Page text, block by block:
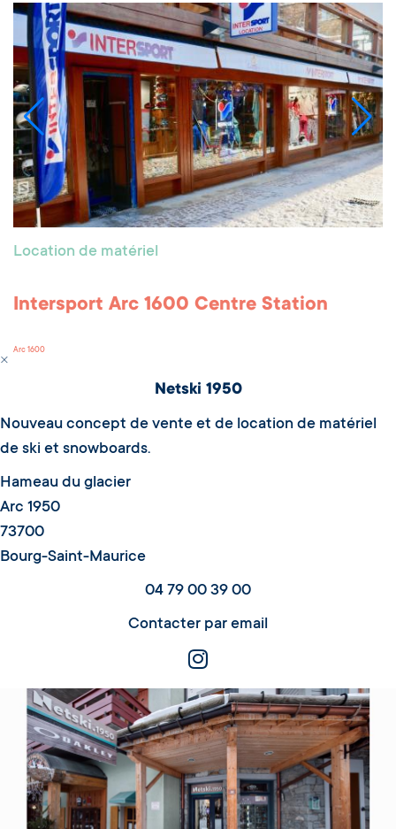
Location de matériel
Intersport Arc 1600 Centre Station
Arc 1600
Netski 1950
Nouveau concept de vente et de location de matériel
de ski et snowboards.
Hameau du glacier
Arc 1950
73700
Bourg-Saint-Maurice
04 79 00 39 00
Contacter par email